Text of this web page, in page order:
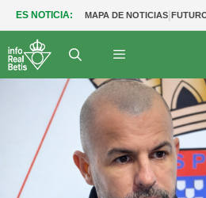
ES NOTICIA: MAPA DE NOTICIAS|